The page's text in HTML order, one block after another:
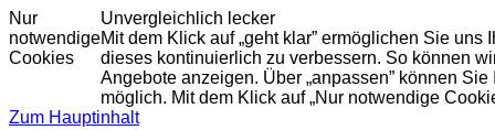
Nur
notwendige
Cookies
Unvergleichlich lecker
Mit dem Klick auf „geht klar” ermöglichen Sie
dieses kontinuierlich zu verbessern. So können
Angebote anzeigen. Über „anpassen” können
möglich. Mit dem Klick auf „Nur notwendige
Zum Hauptinhalt